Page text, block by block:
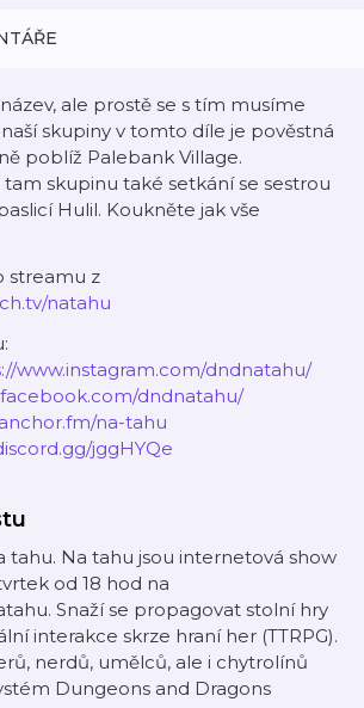
ale prostě se s tím musíme
skupiny v tomto díle je pověstná
poblíž Palebank Village.
skupinu také setkání se sestrou
Hulil. Koukněte jak vše
streamu z
natahu
www.instagram.com/dndnatahu/
dndnatahu/
na-tahu
jggHYQe
tahu. Na tahu jsou internetová show
od 18 hod na
Snaží se propagovat stolní hry
interakce skrze hraní her (TTRPG).
nerdů, umělců, ale i chytrolínů
Dungeons and Dragons